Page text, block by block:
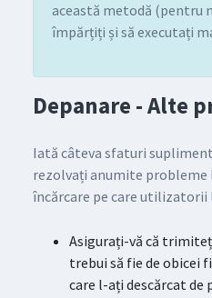
această metodă (pentru
împărțiți și să executați
Depanare - Alte
Iată câteva sfaturi
rezolvați anumite probleme
încărcare pe care
Asigurați-vă că
trebui să fie de obicei
care l-ați descărcat de